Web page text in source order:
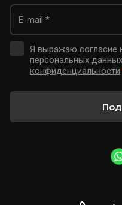
Щит вертикальный
Я выражаю согласие
персональных данных
конфиденциальности